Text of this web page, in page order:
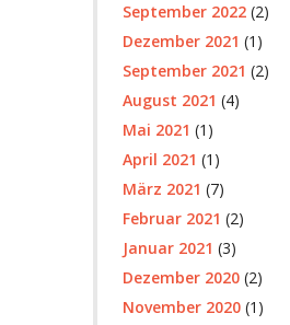
September 2022 (2)
Dezember 2021 (1)
September 2021 (2)
August 2021 (4)
Mai 2021 (1)
April 2021 (1)
März 2021 (7)
Februar 2021 (2)
Januar 2021 (3)
Dezember 2020 (2)
November 2020 (1)